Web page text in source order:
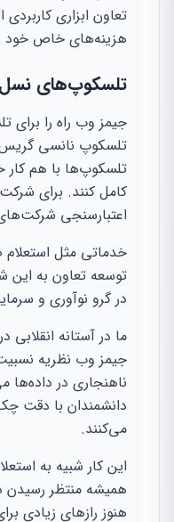
تعاون ابزاری
هزینه‌های خاص خود
تلسکوپ‌های
جیمز وب راه را برای
تلسکوپ نانسی
تلسکوپ‌ها با هم کار
کامل کنند. برای
اعتبارسنجی
خدماتی مثل
توسعه تعاون به
در گرو نوآوری و
ما در آستانه
جیمز وب نظریه
ناهنجاری در
دانشمندان با دقت
می‌کنند.
این کار شبیه به
همیشه منتظر
هنوز رازهای زیادی